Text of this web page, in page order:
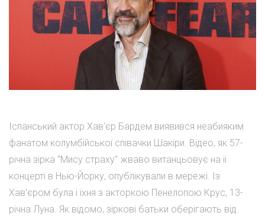
Іспанський актор Хав'єр Бардем виявився неабияким
фанатом колумбійської співачки Шакіри. Відео, як 57-
річна зірка "Мису страху" жваво витанцьовує на її
концерті в Нью-Йорку, опублікували в мережі. Із
Хав'єром була і їхня з акторкою Пенелопою Крус, 13-
річна Луна. Як відомо, зіркові батьки оберігають від